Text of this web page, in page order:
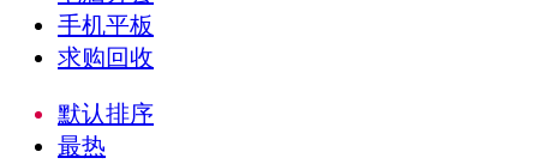
手机平板
求购回收
默认排序
最热